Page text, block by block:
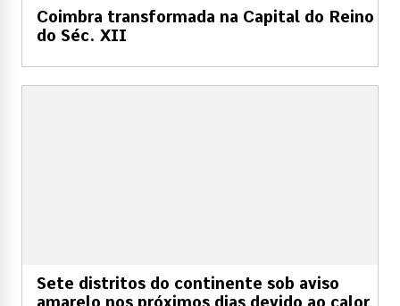
Coimbra transformada na Capital do Reino
do Séc. XII
Sete distritos do continente sob aviso
amarelo nos próximos dias devido ao calor